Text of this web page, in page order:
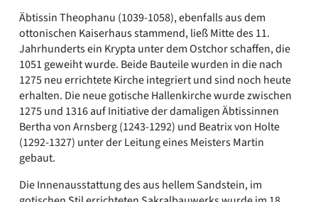
Äbtissin Theophanu (1039-1058), ebenfalls aus dem
ottonischen Kaiserhaus stammend, ließ Mitte des 11.
Jahrhunderts ein Krypta unter dem Ostchor schaffen, die
1051 geweiht wurde. Beide Bauteile wurden in die nach
1275 neu errichtete Kirche integriert und sind noch heute
erhalten. Die neue gotische Hallenkirche wurde zwischen
1275 und 1316 auf Initiative der damaligen Äbtissinnen
Bertha von Arnsberg (1243-1292) und Beatrix von Holte
(1292-1327) unter der Leitung eines Meisters Martin
gebaut.
Die Innenausstattung des aus hellem Sandstein, im